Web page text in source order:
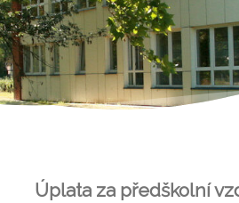
Úplata za předškolní